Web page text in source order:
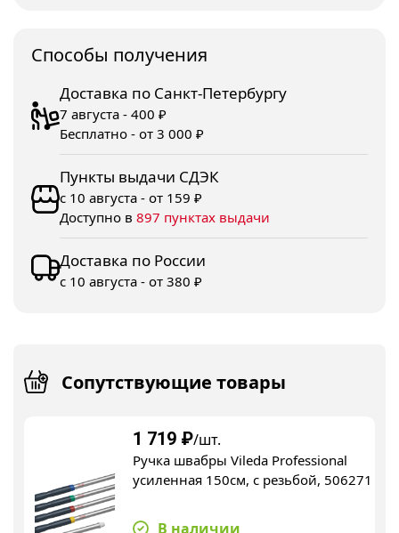
Споcобы получения
Доставка по Санкт-Петербургу
7 августа - 400 ₽
Бесплатно - от 3 000 ₽
Пункты выдачи СДЭК
с 10 августа - от 159 ₽
Доступно в 897 пунктах выдачи
Доставка по России
с 10 августа - от 380 ₽
Сопутствующие товары
1 719 ₽/шт.
Ручка швабры Vileda Professional
усиленная 150см, с резьбой, 506271
В наличии